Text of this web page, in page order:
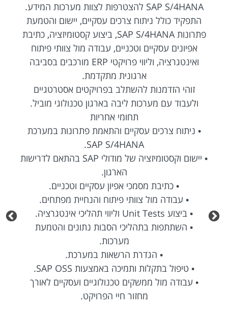
SAP S/4HANA להצטרפות לצוות מערכות המידע.
התפקיד כולל ניתוח צרכים עסקיים, יישום והטמעת
פתרונות SAP S/4HANA, ביצוע קסטומיזציה, כתיבת
אפיונים עסקיים וטכניים, עבודה מול צוותי פיתוח
ואינטגרציה, וליווי פרויקטי ERP מורכבים בסביבה
ארגונית מתקדמת.
זוהי הזדמנות להשתלב בפרויקטים אסטרטגיים
ולעבוד עם מערכות ליבה בארגון טכנולוגי מוביל.
תחומי אחריות
• ניתוח צרכים עסקיים והתאמת פתרונות במערכת
SAP S/4HANA.
• יישום וקסטומיזציה של מודולי SAP בהתאם לדרישות
הארגון.
• כתיבת מסמכי אפיון עסקיים וטכניים.
• עבודה מול צוותי פיתוח והנחיית מפתחים.
• ביצוע Unit Tests וליווי תהליכי אינטגרציה.
• השתתפות בתהליכי הסבות נתונים והטמעת
מערכות.
• הגדרת הרשאות במערכת.
• טיפול בתקלות ותמיכה באמצעות SAP OSS.
• עבודה מול ממשקים טכנולוגיים ועסקיים לאורך
מחזור חיי הפרויקט.